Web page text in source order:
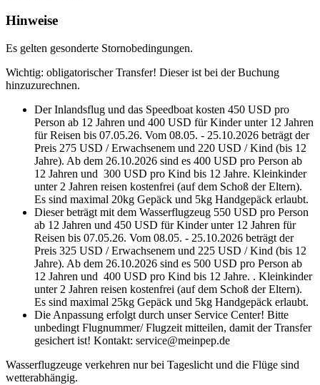
Hinweise
Es gelten gesonderte Stornobedingungen.
Wichtig: obligatorischer Transfer! Dieser ist bei der Buchung
hinzuzurechnen.
Der Inlandsflug und das Speedboat kosten 450 USD pro
Person ab 12 Jahren und 400 USD für Kinder unter 12 Jahren
für Reisen bis 07.05.26. Vom 08.05. - 25.10.2026 beträgt der
Preis 275 USD / Erwachsenem und 220 USD / Kind (bis 12
Jahre). Ab dem 26.10.2026 sind es 400 USD pro Person ab
12 Jahren und 300 USD pro Kind bis 12 Jahre. Kleinkinder
unter 2 Jahren reisen kostenfrei (auf dem Schoß der Eltern).
Es sind maximal 20kg Gepäck und 5kg Handgepäck erlaubt.
Dieser beträgt mit dem Wasserflugzeug 550 USD pro Person
ab 12 Jahren und 450 USD für Kinder unter 12 Jahren für
Reisen bis 07.05.26. Vom 08.05. - 25.10.2026 beträgt der
Preis 325 USD / Erwachsenem und 225 USD / Kind (bis 12
Jahre). Ab dem 26.10.2026 sind es 500 USD pro Person ab
12 Jahren und 400 USD pro Kind bis 12 Jahre. . Kleinkinder
unter 2 Jahren reisen kostenfrei (auf dem Schoß der Eltern).
Es sind maximal 25kg Gepäck und 5kg Handgepäck erlaubt.
Die Anpassung erfolgt durch unser Service Center! Bitte
unbedingt Flugnummer/ Flugzeit mitteilen, damit der Transfer
gesichert ist! Kontakt: service@meinpep.de
Wasserflugzeuge verkehren nur bei Tageslicht und die Flüge sind
wetterabhängig.